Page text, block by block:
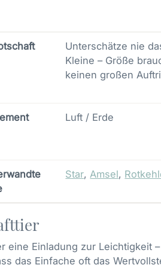
Unterschätze nie
Kleine – Größe
keinen großen
Luft / Erde
Star, Amsel,
eine Einladung zur Leichtigkeit
das Einfache oft das